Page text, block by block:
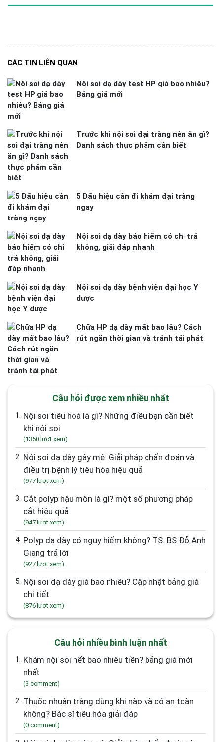
CÁC TIN LIÊN QUAN
Nội soi dạ dày test HP giá bao nhiêu?
Bảng giá mới
Trước khi nội soi đại tràng nên ăn gì?
Danh sách thực phẩm cần biết
5 Dấu hiệu cần đi khám đại tràng
ngay
Nội soi dạ dày bảo hiểm có chi trả
không, giải đáp nhanh
Nội soi dạ dày bệnh viện đại học Y
dược
Chữa HP dạ dày mất bao lâu? Cách
rút ngắn thời gian và tránh tái phát
Câu hỏi được xem nhiều nhất
1.
Nội soi tiêu hoá là gì? Những điều bạn cần biết
khi nội soi
(1350 lượt xem)
2. Nội soi dạ dày gây mê: Giải pháp chẩn đoán và
điều trị bệnh lý tiêu hóa hiệu quả
(977 lượt xem)
3. Cắt polyp hậu môn là gì? một số phương pháp
cắt hiệu quả
(947 lượt xem)
4. Polyp dạ dày có nguy hiểm không? TS. BS Đỗ Anh
Giang trả lời
(927 lượt xem)
5. Nội soi dạ dày giá bao nhiêu? Cập nhật bảng giá
chi tiết
(876 lượt xem)
Câu hỏi nhiều bình luận nhất
1.
Khám nội soi hết bao nhiêu tiền? bảng giá mới
nhất
(3 comment)
2. Thuốc nhuận tràng dùng khi nào và có an toàn
không? Bác sĩ tiêu hóa giải đáp
(0 comment)